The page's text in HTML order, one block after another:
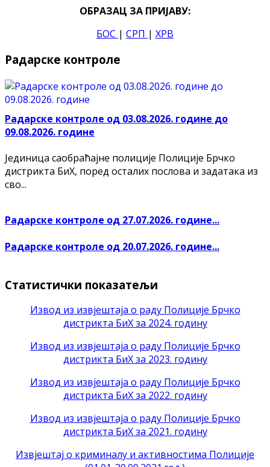
ОБРАЗАЦ ЗА ПРИЈАВУ:
БОС | СРП | ХРВ
Радарске контроле
Радарске контроле од 03.08.2026. године до
09.08.2026. године
Јединица саобраћајне полиције Полиције Брчко
дистрикта БиХ, поред осталих послова и задатака из
сво...
Радарске контроле од 27.07.2026. године...
Радарске контроле од 20.07.2026. године...
Статистички показатељи
Извод из извјештаја о раду Полиције Брчко
дистрикта БиХ за 2024. годину
Извод из извјештаја о раду Полиције Брчко
дистрикта БиХ за 2023. годину
Извод из извјештаја о раду Полиције Брчко
дистрикта БиХ за 2022. годину
Извод из извјештаја о раду Полиције Брчко
дистрикта БиХ за 2021. годину
Извјештај о криминалу и активностима Полиције